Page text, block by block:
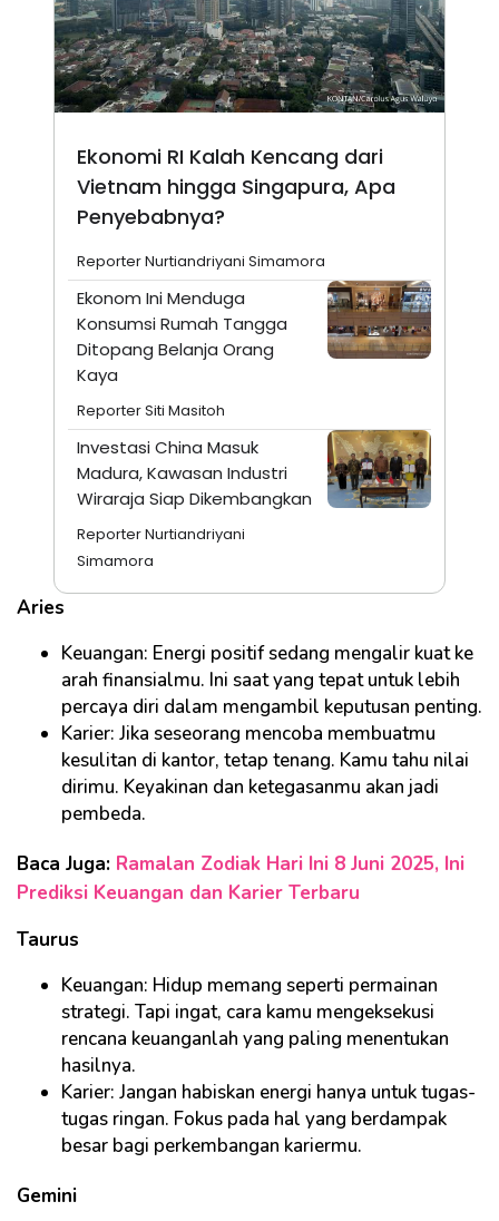
Ekonomi RI Kalah Kencang dari
Vietnam hingga Singapura, Apa
Penyebabnya?
Reporter Nurtiandriyani Simamora
Ekonom Ini Menduga
Konsumsi Rumah Tangga
Ditopang Belanja Orang
Kaya
Reporter Siti Masitoh
Investasi China Masuk
Madura, Kawasan Industri
Wiraraja Siap Dikembangkan
Reporter Nurtiandriyani
Simamora
Aries
Keuangan: Energi positif sedang mengalir kuat ke
arah finansialmu. Ini saat yang tepat untuk lebih
percaya diri dalam mengambil keputusan penting.
Karier: Jika seseorang mencoba membuatmu
kesulitan di kantor, tetap tenang. Kamu tahu nilai
dirimu. Keyakinan dan ketegasanmu akan jadi
pembeda.
Baca Juga: Ramalan Zodiak Hari Ini 8 Juni 2025, Ini
Prediksi Keuangan dan Karier Terbaru
Taurus
Keuangan: Hidup memang seperti permainan
strategi. Tapi ingat, cara kamu mengeksekusi
rencana keuanganlah yang paling menentukan
hasilnya.
Karier: Jangan habiskan energi hanya untuk tugas-
tugas ringan. Fokus pada hal yang berdampak
besar bagi perkembangan kariermu.
Gemini